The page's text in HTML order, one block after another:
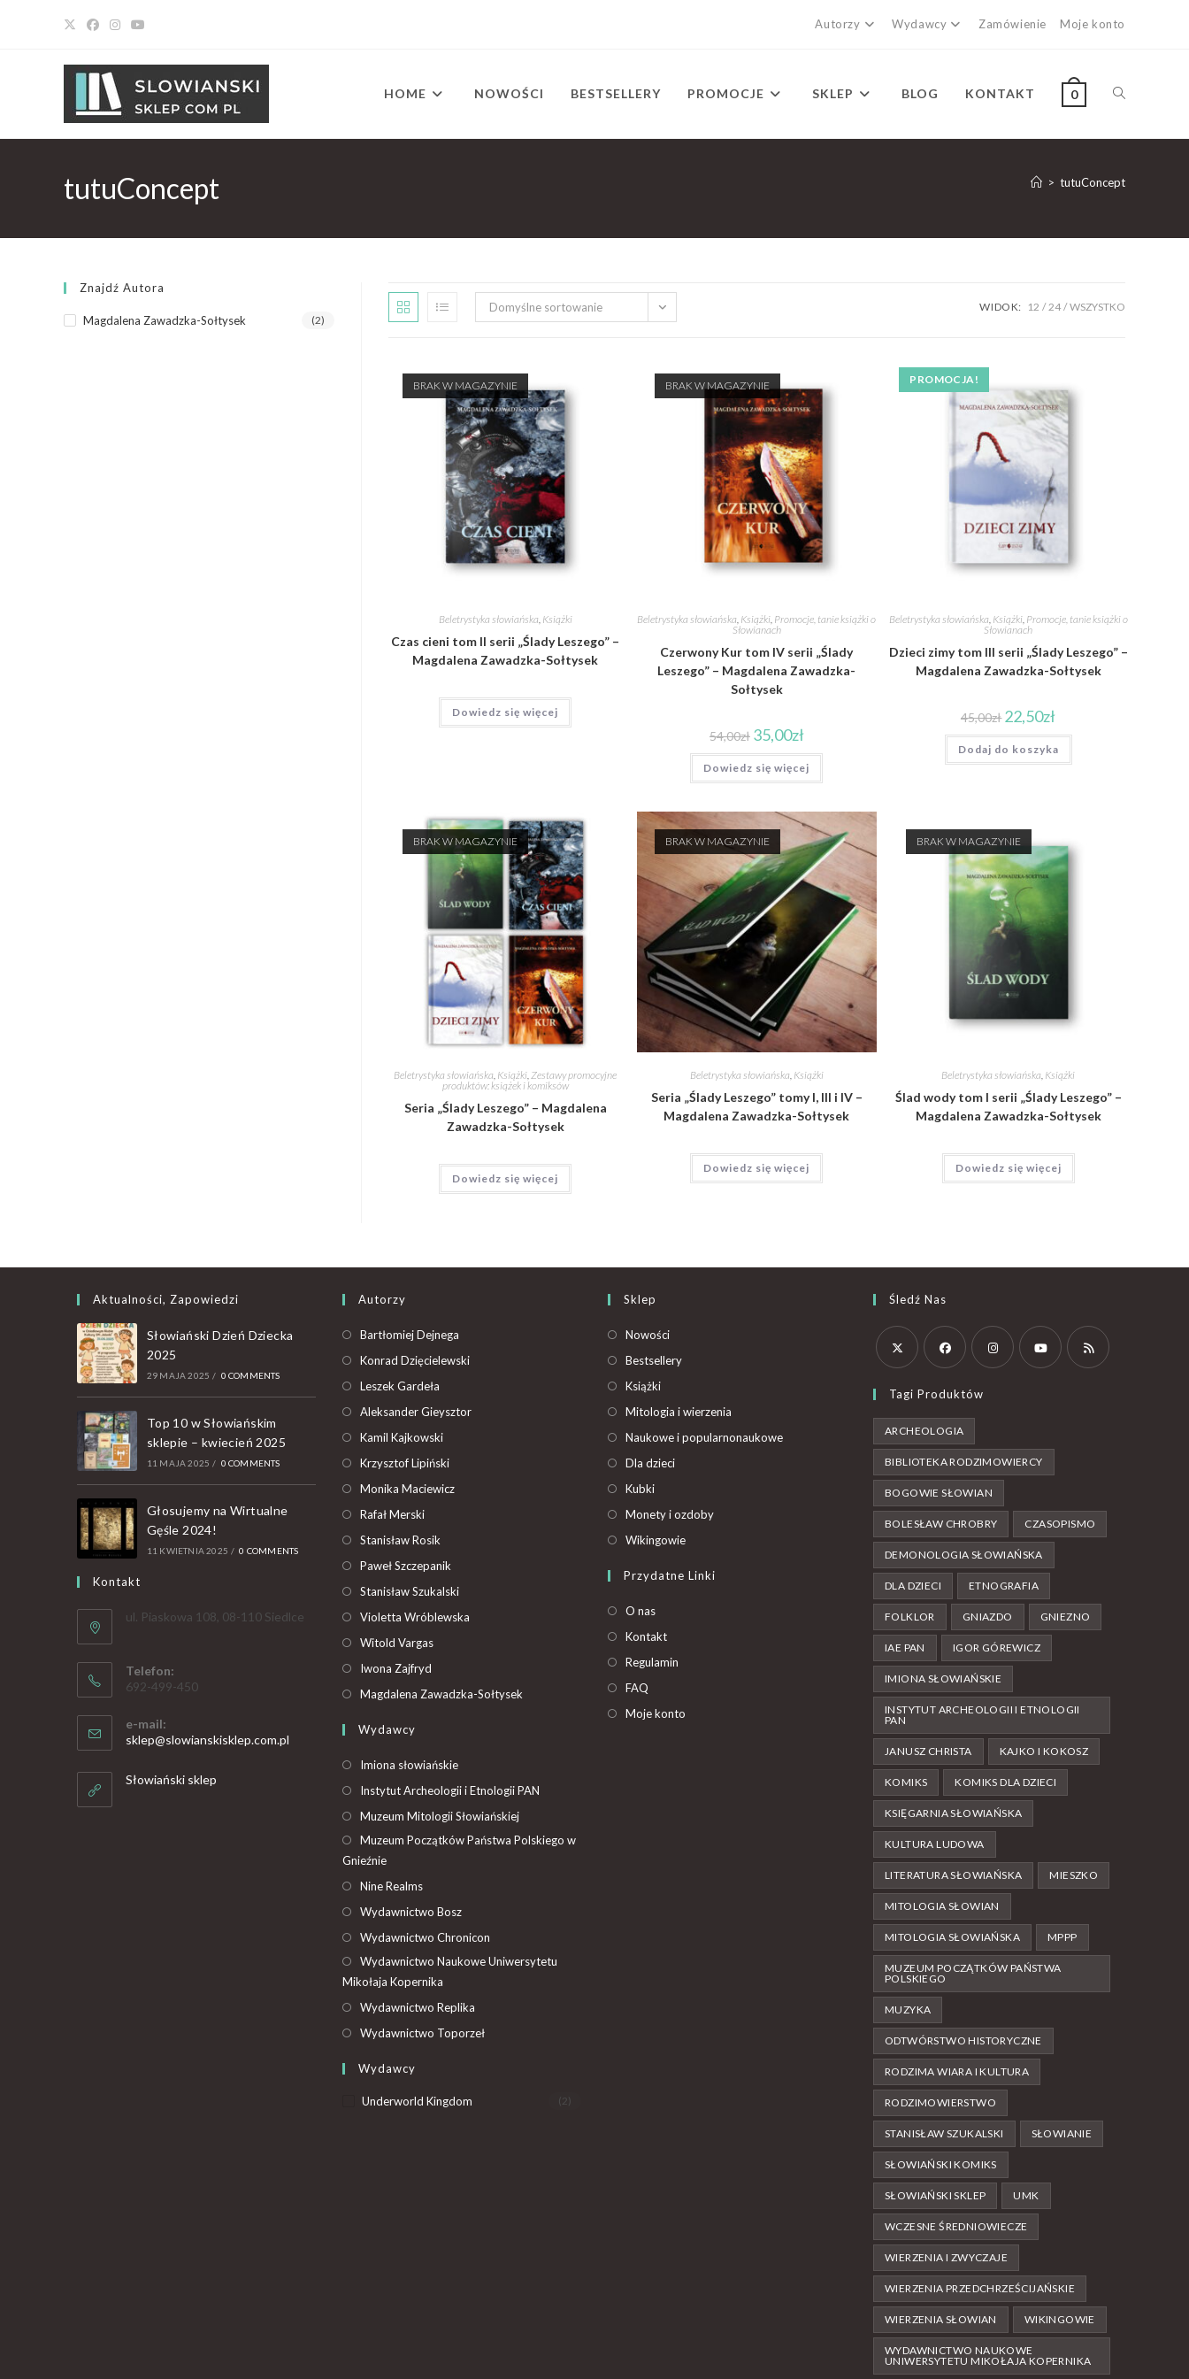
Autorzy Wydawcy Zamówienie Moje konto
HOME NOWOŚCI BESTSELLERY PROMOCJE SKLEP BLOG KONTAKT 0
tutuConcept > tutuConcept
Domyślne sortowanie WIDOK: 12 24 WSZYSTKO
BRAK W MAGAZYNIE
Beletrystyka słowiańska Książki
Czas cieni tom II serii „Ślady Leszego” –
Magdalena Zawadzka-Sołtysek
Dowiedz się więcej
BRAK W MAGAZYNIE
Beletrystyka słowiańska Książki Promocje, tanie książki o
Słowianach
Czerwony Kur tom IV serii „Ślady
Leszego” – Magdalena Zawadzka-
Sołtysek
54,00zł 35,00zł
Dowiedz się więcej
PROMOCJA!
Beletrystyka słowiańska Książki, Promocje, tanie książki o
Słowianach
Dzieci zimy tom III serii „Ślady Leszego” –
Magdalena Zawadzka-Sołtysek
45,00zł 22,50zł
Dodaj do koszyka
BRAK W MAGAZYNIE
Beletrystyka słowiańska, Książki,Zestawy promocyjne
produktów: książek i komiksów
Seria „Ślady Leszego” – Magdalena
Zawadzka-Sołtysek
Dowiedz się więcej
BRAK W MAGAZYNIE
Beletrystyka słowiańska, Książki
Seria „Ślady Leszego” tomy I, III i IV –
Magdalena Zawadzka-Sołtysek
Dowiedz się więcej
BRAK W MAGAZYNIE
Beletrystyka słowiańska, Książki
Ślad wody tom I serii „Ślady Leszego” –
Magdalena Zawadzka-Sołtysek
Dowiedz się więcej
Znajdź Autora
Magdalena Zawadzka-Sołtysek (2)
Aktualności, Zapowiedzi
Słowiański Dzień Dziecka
2025
29 MAJA 2025 / 0 COMMENTS
Top 10 w Słowiańskim
sklepie – kwiecień 2025
11 MAJA 2025 / 0 COMMENTS
Głosujemy na Wirtualne
Gęśle 2024!
11 KWIETNIA 2025 / 0 COMMENTS
Kontakt
ul. Piaskowa 108, 08-110 Siedlce
Telefon:
692-499-450
e-mail:
sklep@slowianskisklep.com.pl
Słowiański sklep
Autorzy
Bartłomiej Dejnega
Konrad Dzięcielewski
Leszek Gardeła
Aleksander Gieysztor
Kamil Kajkowski
Krzysztof Lipiński
Monika Maciewicz
Rafał Merski
Stanisław Rosik
Paweł Szczepanik
Stanisław Szukalski
Violetta Wróblewska
Witold Vargas
Iwona Zajfryd
Magdalena Zawadzka-Sołtysek
Wydawcy
Imiona słowiańskie
Instytut Archeologii i Etnologii PAN
Muzeum Mitologii Słowiańskiej
Muzeum Początków Państwa Polskiego w
Gnieźnie
Nine Realms
Wydawnictwo Bosz
Wydawnictwo Chronicon
Wydawnictwo Naukowe Uniwersytetu
Mikołaja Kopernika
Wydawnictwo Replika
Wydawnictwo Toporzeł
Wydawcy
Underworld Kingdom (2)
Sklep
Nowości
Bestsellery
Książki
Mitologia i wierzenia
Naukowe i popularnonaukowe
Dla dzieci
Kubki
Monety i ozdoby
Wikingowie
Przydatne Linki
O nas
Kontakt
Regulamin
FAQ
Moje konto
Śledź Nas
Tagi Produktów
ARCHEOLOGIA
BIBLIOTEKA RODZIMOWIERCY
BOGOWIE SŁOWIAN
BOLESŁAW CHROBRY CZASOPISMO
DEMONOLOGIA SŁOWIAŃSKA
DLA DZIECI ETNOGRAFIA
FOLKLOR GNIAZDO GNIEZNO
IAE PAN IGOR GÓREWICZ
IMIONA SŁOWIAŃSKIE
INSTYTUT ARCHEOLOGII I ETNOLOGII
PAN
JANUSZ CHRISTA KAJKO I KOKOSZ
KOMIKS KOMIKS DLA DZIECI
KSIĘGARNIA SŁOWIAŃSKA
KULTURA LUDOWA
LITERATURA SŁOWIAŃSKA MIESZKO
MITOLOGIA SŁOWIAN
MITOLOGIA SŁOWIAŃSKA MPPP
MUZEUM POCZĄTKÓW PAŃSTWA
POLSKIEGO
MUZYKA
ODTWÓRSTWO HISTORYCZNE
RODZIMA WIARA I KULTURA
RODZIMOWIERSTWO
STANISŁAW SZUKALSKI SŁOWIANIE
SŁOWIAŃSKI KOMIKS
SŁOWIAŃSKI SKLEP UMK
WCZESNE ŚREDNIOWIECZE
WIERZENIA I ZWYCZAJE
WIERZENIA PRZEDCHRZEŚCIJAŃSKIE
WIERZENIA SŁOWIAN WIKINGOWIE
WYDAWNICTWO NAUKOWE
UNIWERSYTETU MIKOŁAJA KOPERNIKA